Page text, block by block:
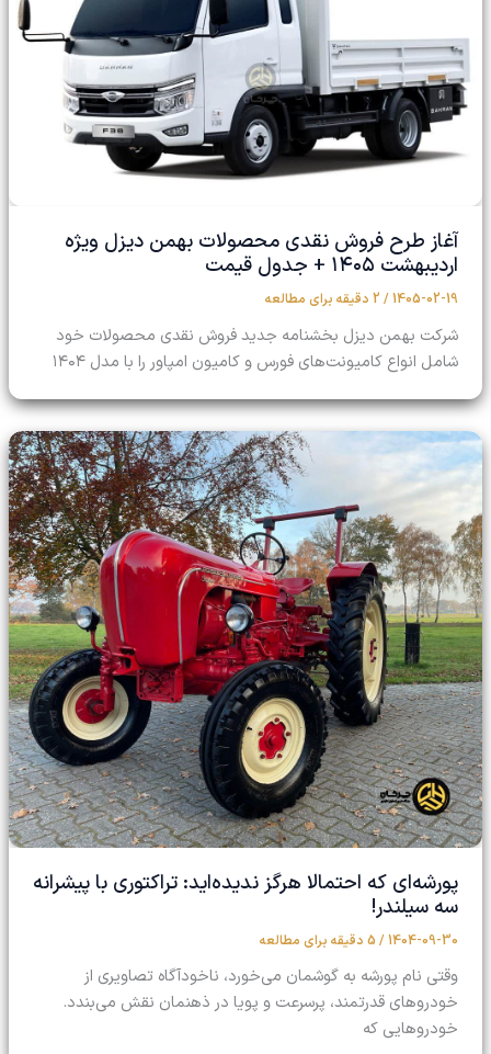
آغاز طرح فروش نقدی محصولات بهمن دیزل ویژه
اردیبهشت ۱۴۰۵ + جدول قیمت
1405-02-19
/ 2 دقیقه برای مطالعه
شرکت بهمن دیزل بخشنامه جدید فروش نقدی محصولات خود
شامل انواع کامیونت‌های فورس و کامیون امپاور را با مدل ۱۴۰۴
پورشه‌ای که احتمالا هرگز ندیده‌اید: تراکتوری با پیشرانه
سه سیلندر!
1404-09-30
/ 5 دقیقه برای مطالعه
وقتی نام پورشه به گوشمان می‌خورد، ناخودآگاه تصاویری از
خودروهای قدرتمند، پرسرعت و پویا در ذهنمان نقش می‌بندد.
خودروهایی که